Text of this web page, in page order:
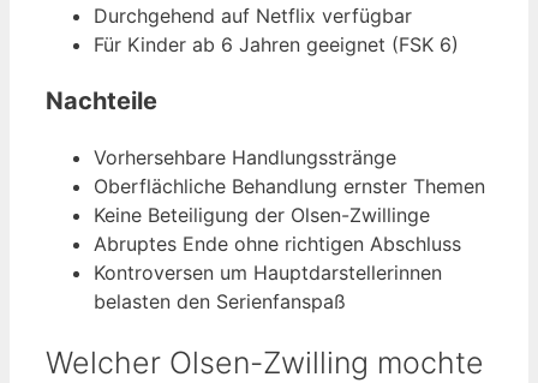
Durchgehend auf Netflix verfügbar
Für Kinder ab 6 Jahren geeignet (FSK 6)
Nachteile
Vorhersehbare Handlungsstränge
Oberflächliche Behandlung ernster Themen
Keine Beteiligung der Olsen-Zwillinge
Abruptes Ende ohne richtigen Abschluss
Kontroversen um Hauptdarstellerinnen
belasten den Serienfanspaß
Welcher Olsen-Zwilling mochte